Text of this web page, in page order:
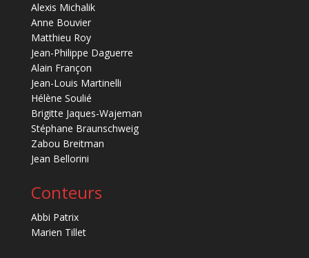
Alexis Michalik
Anne Bouvier
Matthieu Roy
Jean-Philippe Daguerre
Alain Françon
Jean-Louis Martinelli
Hélène Soulié
Brigitte Jaques-Wajeman
Stéphane Braunschweig
Zabou Breitman
Jean Bellorini
Conteurs
Abbi Patrix
Marien Tillet